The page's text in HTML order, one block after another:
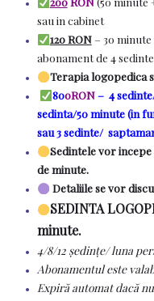
sau in cabinet
120 RON– 30 minute
abonament de 4
Terapia logopedica
800RON– 4
sedinta/50 minute(in
sau 3 sedinte/
Sedintele vor
de minute.
Detaliile se vor
SEDINTA
minute.
4/8/12 ședințe/ luna
Abonamentul este
Expiră automat dacă